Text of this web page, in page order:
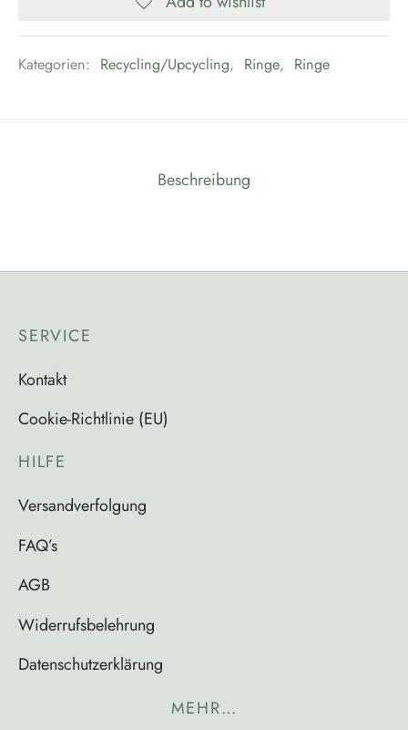
Kategorien: Recycling/Upcycling, Ringe, Ringe
Beschreibung
SERVICE
Kontakt
Cookie-Richtlinie (EU)
HILFE
Versandverfolgung
FAQ’s
AGB
Widerrufsbelehrung
Datenschutzerklärung
MEHR…